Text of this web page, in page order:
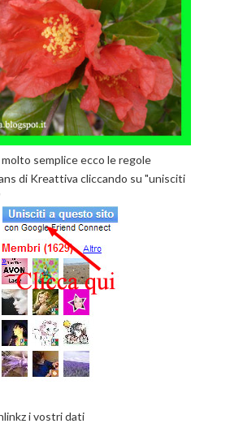
semplice ecco le regole
di Kreattiva cliccando su "unisciti
i vostri dati